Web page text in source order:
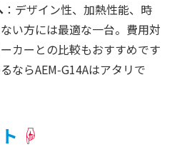
：デザイン性、加熱性能、時
い方には最適な一台。費用対
カーとの比較もおすすめです
ならAEM‑G14Aはアタリで
☟